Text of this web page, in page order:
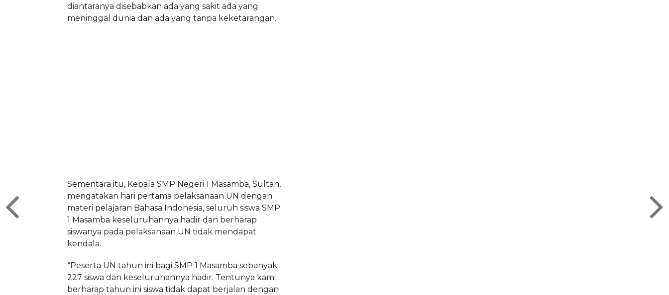
diantaranya disebabkan ada yang sakit ada yang
meninggal dunia dan ada yang tanpa keketarangan.
Sementara itu, Kepala SMP Negeri 1 Masamba, Sultan,
mengatakan hari pertama pelaksanaan UN dengan
materi pelajaran Bahasa Indonesia, seluruh siswa SMP
1 Masamba keseluruhannya hadir dan berharap
siswanya pada pelaksanaan UN tidak mendapat
kendala.
“Peserta UN tahun ini bagi SMP 1 Masamba sebanyak
227 siswa dan keseluruhannya hadir. Tentunya kami
berharap tahun ini siswa tidak dapat berjalan dengan